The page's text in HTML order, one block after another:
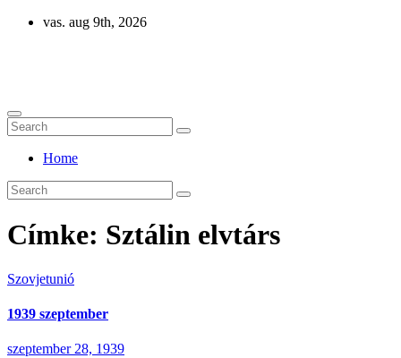
Skip
vas. aug 9th, 2026
Home
Címke: Sztálin elvtárs
Szovjetunió
1939 szeptember
szeptember 28, 1939